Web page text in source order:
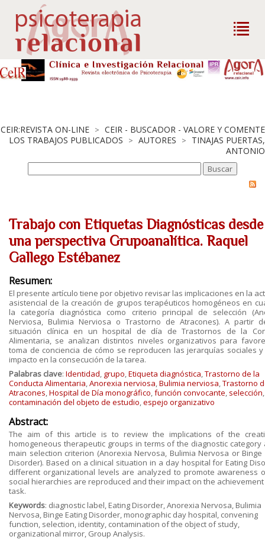
CEIR:REVISTA ON-LINE > CEIR - BUSCADOR - VALORE Y COMENTE
LOS TRABAJOS PUBLICADOS > AUTORES > TINAJAS PUERTAS,
ANTONIO
Trabajo con Etiquetas Diagnósticas desde
una perspectiva Grupoanalítica. Raquel
Gallego Estébanez
Resumen:
El presente artículo tiene por objetivo revisar las implicaciones en la
asistencial de la creación de grupos terapéuticos homogéneos en
la categoría diagnóstica como criterio principal de selección
Nerviosa, Bulimia Nerviosa o Trastorno de Atracones). A partir
situación clínica en un hospital de día de Trastornos de la
Alimentaria, se analizan distintos niveles organizativos para
toma de conciencia de cómo se reproducen las jerarquías sociales
impacto en la consecución de la tarea.
Palabras clave: Identidad, grupo,Etiqueta diagnóstica,Trastorno de la
Conducta Alimentaria,Anorexia nerviosa,Bulimia nerviosa,Trastorno
Atracones,Hospital de Día monográfico,función convocante, selección,
contaminación del objeto de estudio,espejo organizativo
Abstract:
The aim of this article is to review the implications of the
homogeneous therapeutic groups in terms of the diagnostic category
main selection criterion (Anorexia Nervosa, Bulimia Nervosa or Binge
Disorder). Based on a clinical situation in a day hospital for Eating
different organizational levels are analyzed to promote awareness
social hierarchies are reproduced and their impact on the
task.
Keywords: diagnostic label, Eating Disorder, Anorexia Nervosa, Bulimia
Nervosa, Binge Eating Disorder, monographic day hospital, convening
function, selection, identity, contamination of the object of study,
organizational mirror, Group Analysis.